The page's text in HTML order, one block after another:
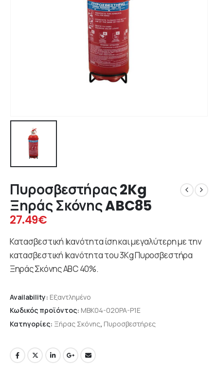
Πυροσβεστήρας 2Kg
Ξηράς Σκόνης ABC85
27.49€
Κατασβεστική Ικανότητα ίση και μεγαλύτερη με την
κατασβεστική Ικανότητα του 3Κg Πυροσβεστήρα
Ξηράς Σκόνης ΑΒC 40%.
Availability: Εξαντλημένο
Κωδικός προϊόντος: MBK04-020PA-P1E
Κατηγορίες: Ξήρας Σκόνης, Πυροσβεστήρες